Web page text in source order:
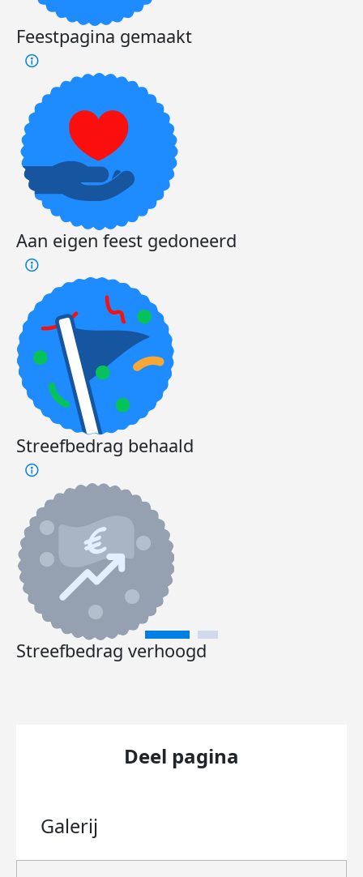
Feestpagina gemaakt
Aan eigen feest gedoneerd
Streefbedrag behaald
Streefbedrag verhoogd
Deel pagina
Galerij